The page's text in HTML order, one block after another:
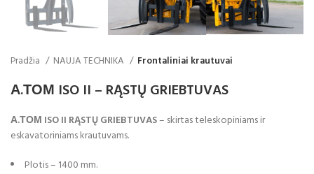
Pradžia NAUJA TECHNIKA Frontaliniai krautuvai
А.ТОМ ISO II – RĄSTŲ GRIEBTUVAS
А.ТОМ ISO II RĄSTŲ GRIEBTUVAS– skirtas teleskopiniams ir
eskavatoriniams krautuvams.
Plotis – 1400 mm.